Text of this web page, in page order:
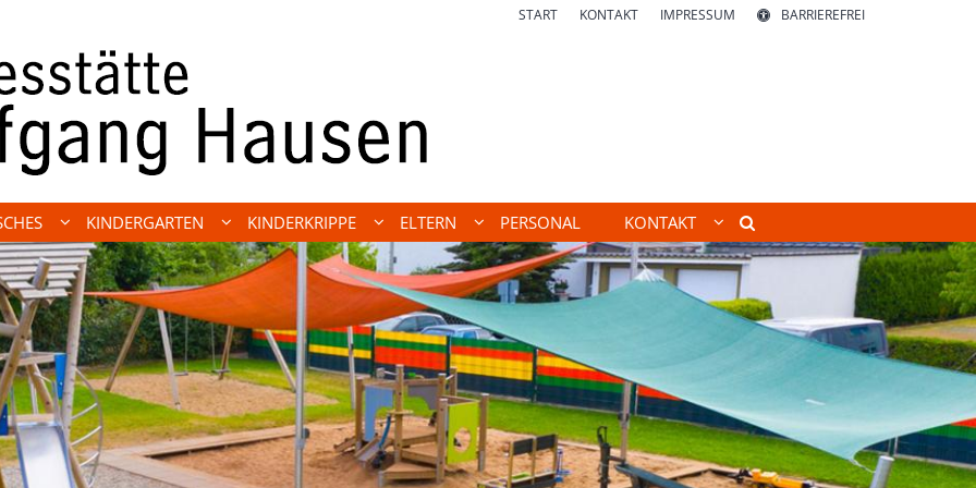
START KONTAKT IMPRESSUM BARRIEREFREI
KINDERGARTEN KINDERKRIPPE ELTERN PERSONAL KONTAKT